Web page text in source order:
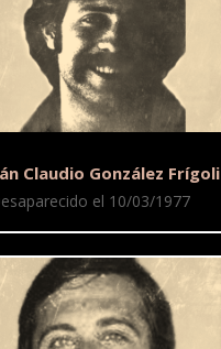
Claudio González Frígoli
el 10/03/1977